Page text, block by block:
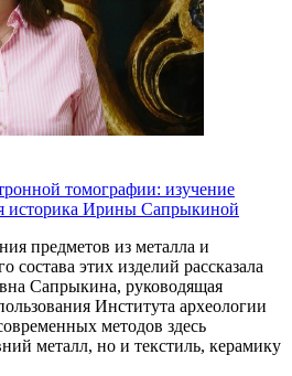
томографии: изучение
историка Ирины Сапрыкиной
предметов из металла и
состава этих изделий рассказала
Сапрыкина, руководящая
Института археологии
методов здесь
металл, но и текстиль, керамику